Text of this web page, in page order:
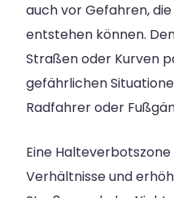
auch vor Gefahren,
entstehen können.
Straßen oder Kurven
gefährlichen
Radfahrer oder
Eine
Verhältnisse und